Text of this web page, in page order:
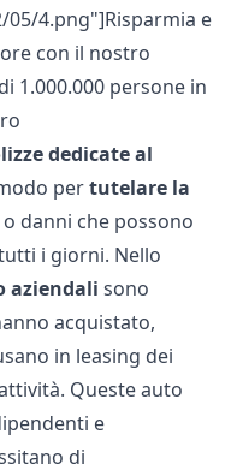
4.png"]Risparmia e
con il nostro
1.000.000 persone in
dedicate al
pertutelare la
danni che possono
i giorni. Nello
aziendali sono
acquistato,
in leasing dei
Queste auto
e
di